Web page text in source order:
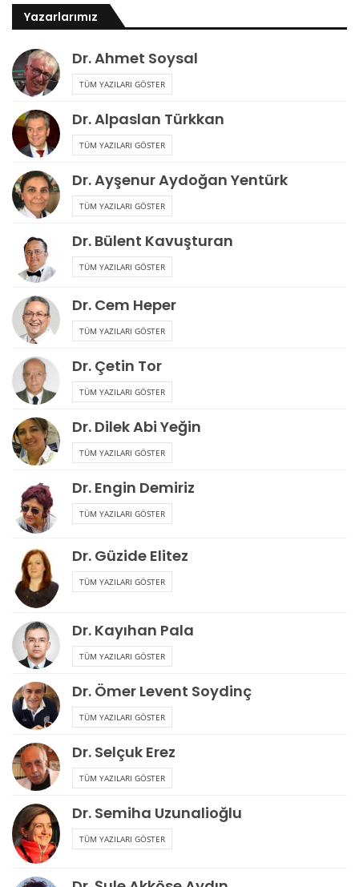
Yazarlarımız
Dr. Ahmet Soysal
TÜM YAZILARI GÖSTER
Dr. Alpaslan Türkkan
TÜM YAZILARI GÖSTER
Dr. Ayşenur Aydoğan Yentürk
TÜM YAZILARI GÖSTER
Dr. Bülent Kavuşturan
TÜM YAZILARI GÖSTER
Dr. Cem Heper
TÜM YAZILARI GÖSTER
Dr. Çetin Tor
TÜM YAZILARI GÖSTER
Dr. Dilek Abi Yeğin
TÜM YAZILARI GÖSTER
Dr. Engin Demiriz
TÜM YAZILARI GÖSTER
Dr. Güzide Elitez
TÜM YAZILARI GÖSTER
Dr. Kayıhan Pala
TÜM YAZILARI GÖSTER
Dr. Ömer Levent Soydinç
TÜM YAZILARI GÖSTER
Dr. Selçuk Erez
TÜM YAZILARI GÖSTER
Dr. Semiha Uzunalioğlu
TÜM YAZILARI GÖSTER